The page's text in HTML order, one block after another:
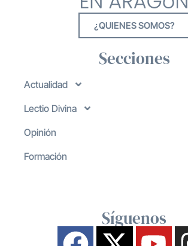
¿QUIENES SOMOS?
Secciones
Actualidad
Lectio Divina
Opinión
Formación
Síguenos